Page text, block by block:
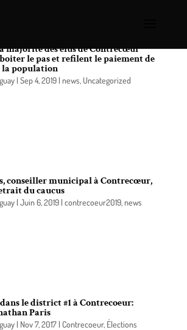
majorité des élus de Contrecœur
le pas et refilent le paiement de
la population
| Sep 4, 2019| news, Uncategorized
conseiller municipal à Contrecœur,
du caucus
| Juin 6, 2019| contrecoeur2019,news
le district #1 à Contrecoeur:
Paris
| Nov 7, 2017| Contrecoeur, Élections